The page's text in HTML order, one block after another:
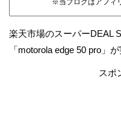
※当ブログはアフィ
楽天市場のスーパーDEAL
「motorola edge 50 pro」
スポ